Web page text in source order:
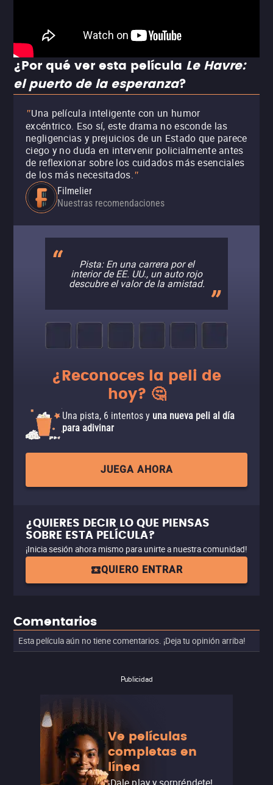
¿Por qué ver esta película Le Havre:
el puerto de la esperanza?
"Una película inteligente con un humor
excéntrico. Eso sí, este drama no esconde las
negligencias y prejuicios de un Estado que parece
ciego y no duda en intervenir policialmente antes
de reflexionar sobre los cuidados más esenciales
de los más necesitados."
Filmelier
Nuestras recomendaciones
Pista: En una carrera por el
interior de EE. UU., un auto rojo
descubre el valor de la amistad.
¿Reconoces la peli de
hoy? 🤔
Una pista, 6 intentos y una nueva peli al día
para adivinar
JUEGA AHORA
¿QUIERES DECIR LO QUE PIENSAS
SOBRE ESTA PELÍCULA?
¡Inicia sesión ahora mismo para unirte a nuestra comunidad!
QUIERO ENTRAR
Comentarios
Esta película aún no tiene comentarios. ¡Deja tu opinión arriba!
Publicidad
Ve películas
completas en
línea